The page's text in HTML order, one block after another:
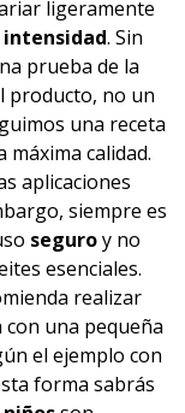
ligeramente
. Sin
prueba de la
producto, no un
una receta
calidad.
aplicaciones
siempre es
seguroy no
esenciales.
realizar
con una pequeña
el ejemplo con
forma sabrás